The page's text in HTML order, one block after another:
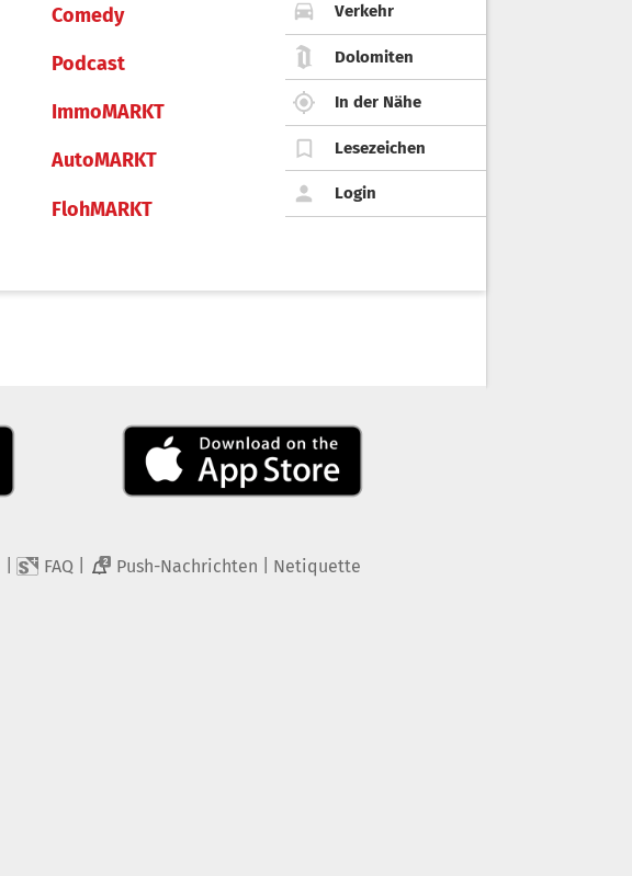
Comedy
Podcast
ImmoMARKT
AutoMARKT
FlohMARKT
Verkehr
Dolomiten
In der Nähe
Lesezeichen
Login
FAQ 2 Push-Nachrichten Netiquette